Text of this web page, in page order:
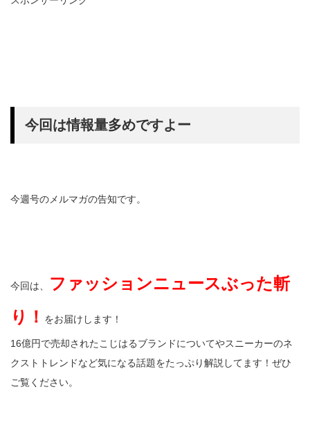
今回は情報量多めですよー
今週号のメルマガの告知です。
今回は、
ファッションニュースぶった斬
り！
をお届けします！
16億円で売却されたこじはるブランドについてやスニーカーのネ
クストトレンドなど気になる話題をたっぷり解説してます！ぜひ
ご覧ください。